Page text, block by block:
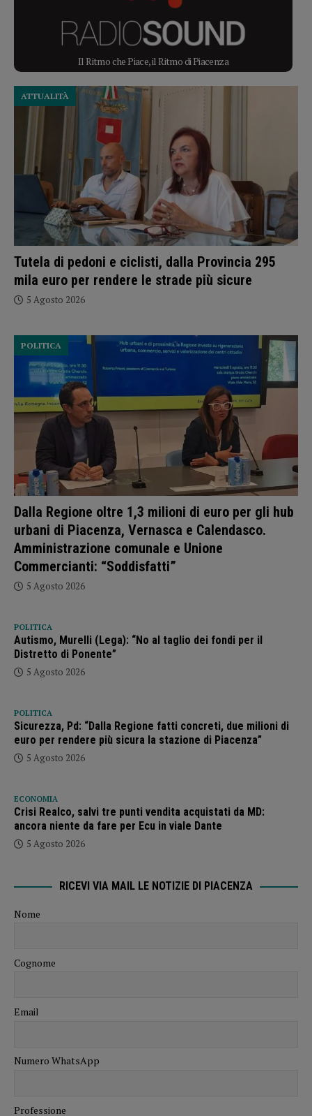
Il Ritmo che Piace, il Ritmo di Piacenza
Tutela di pedoni e ciclisti, dalla Provincia 295
mila euro per rendere le strade più sicure
ATTUALITÀ
5 Agosto 2026
Dalla Regione oltre 1,3 milioni di euro per gli hub
urbani di Piacenza, Vernasca e Calendasco.
Amministrazione comunale e Unione
Commercianti: “Soddisfatti”
POLITICA
5 Agosto 2026
POLITICA
Autismo, Murelli (Lega): “No al taglio dei fondi per il
Distretto di Ponente”
5 Agosto 2026
POLITICA
Sicurezza, Pd: “Dalla Regione fatti concreti, due milioni di
euro per rendere più sicura la stazione di Piacenza”
5 Agosto 2026
ECONOMIA
Crisi Realco, salvi tre punti vendita acquistati da MD:
ancora niente da fare per Ecu in viale Dante
5 Agosto 2026
RICEVI VIA MAIL LE NOTIZIE DI PIACENZA
Nome
Cognome
Email
Numero WhatsApp
Professione